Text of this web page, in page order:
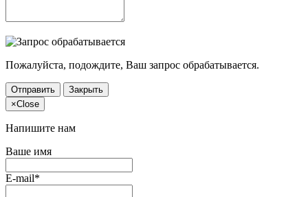
Пожалуйста, подождите, Ваш запрос обрабатывается.
Отправить
Закрыть
×Close
Напишите нам
Ваше имя
E-mail*